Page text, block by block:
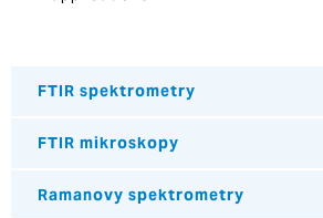
FTIR spektrometry
FTIR mikroskopy
Ramanovy spektrometry